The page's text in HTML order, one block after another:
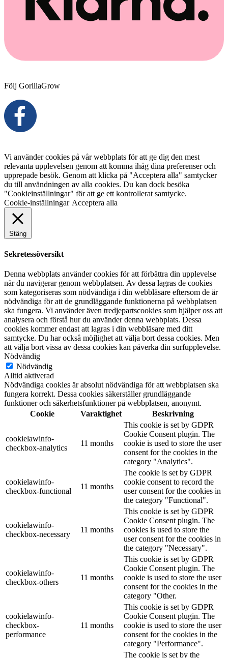
Följ GorillaGrow
Vi använder cookies på vår webbplats för att ge dig den mest
relevanta upplevelsen genom att komma ihåg dina preferenser och
upprepade besök. Genom att klicka på "Acceptera alla" samtycker
du till användningen av alla cookies. Du kan dock besöka
"Cookieinställningar" för att ge ett kontrollerat samtycke.
Cookie-inställningar Acceptera alla
Stäng
Sekretessöversikt
Denna webbplats använder cookies för att förbättra din upplevelse
när du navigerar genom webbplatsen. Av dessa lagras de cookies
som kategoriseras som nödvändiga i din webbläsare eftersom de är
nödvändiga för att de grundläggande funktionerna på webbplatsen
ska fungera. Vi använder även tredjepartscookies som hjälper oss att
analysera och förstå hur du använder denna webbplats. Dessa
cookies kommer endast att lagras i din webbläsare med ditt
samtycke. Du har också möjlighet att välja bort dessa cookies. Men
att välja bort vissa av dessa cookies kan påverka din surfupplevelse.
Nödvändig
Nödvändig
Alltid aktiverad
Nödvändiga cookies är absolut nödvändiga för att webbplatsen ska
fungera korrekt. Dessa cookies säkerställer grundläggande
funktioner och säkerhetsfunktioner på webbplatsen, anonymt.
Cookie
Varaktighet Beskrivning
cookielawinfo-
checkbox-analytics
11 months
This cookie is set by GDPR
Cookie Consent plugin. The
cookie is used to store the user
consent for the cookies in the
category "Analytics".
cookielawinfo-
checkbox-functional
11 months
The cookie is set by GDPR
cookie consent to record the
user consent for the cookies in
the category "Functional".
cookielawinfo-
checkbox-necessary
11 months
This cookie is set by GDPR
Cookie Consent plugin. The
cookies is used to store the
user consent for the cookies in
the category "Necessary".
cookielawinfo-
checkbox-others
11 months
This cookie is set by GDPR
Cookie Consent plugin. The
cookie is used to store the user
consent for the cookies in the
category "Other.
cookielawinfo-
checkbox-
performance
11 months
This cookie is set by GDPR
Cookie Consent plugin. The
cookie is used to store the user
consent for the cookies in the
category "Performance".
The cookie is set by the